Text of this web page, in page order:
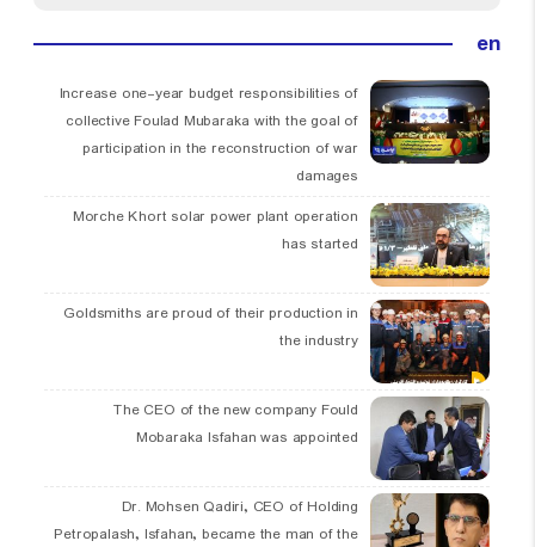
en
Increase one-year budget responsibilities of
collective Foulad Mubaraka with the goal of
participation in the reconstruction of war
damages
Morche Khort solar power plant operation
has started
Goldsmiths are proud of their production in
the industry
The CEO of the new company Fould
Mobaraka Isfahan was appointed
Dr. Mohsen Qadiri, CEO of Holding
Petropalash, Isfahan, became the man of the